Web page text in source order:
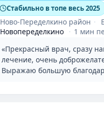
Стабильно в топе весь 2025
Ново-Переделкино район ·
Новопеределкино · 1 мин
«Прекрасный врач, сразу
лечение, очень
Выражаю большую